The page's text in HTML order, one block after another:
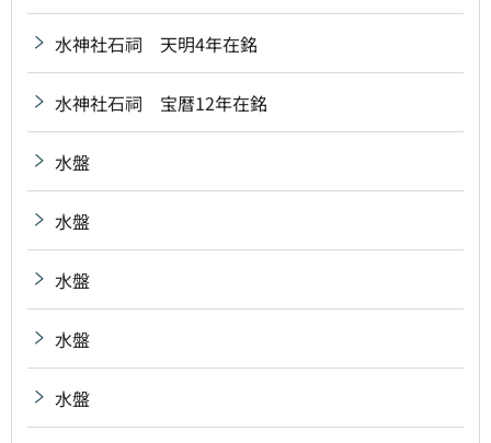
水神社石祠 天明4年在銘
水神社石祠 宝暦12年在銘
水盤
水盤
水盤
水盤
水盤